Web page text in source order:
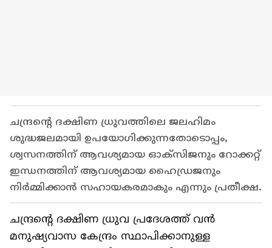
ചന്ദ്രന്‍റെ ദക്ഷിണ ധ്രുവത്തിലെ ജലഹിമം
ശുദ്ധജലമായി ഉപയോഗിക്കുന്നതോടൊപ്പം,
ശ്വസനത്തിന് ആവശ്യമായ ഓക്‌സിജനും റോക്കറ്റ്
ഇന്ധനത്തിന് ആവശ്യമായ ഹൈഡ്രജനും
നിർമ്മിക്കാൻ സഹായകരമാകും എന്നും പ്രതീക്ഷ.
ചന്ദ്രന്‍റെ ദക്ഷിണ ധ്രുവ പ്രദേശത്ത് വൻ
മനുഷ്യവാസ കേന്ദ്രം സ്ഥാപിക്കാനുള്ള